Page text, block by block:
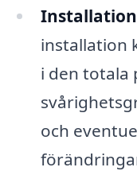
installation
i den totala
och